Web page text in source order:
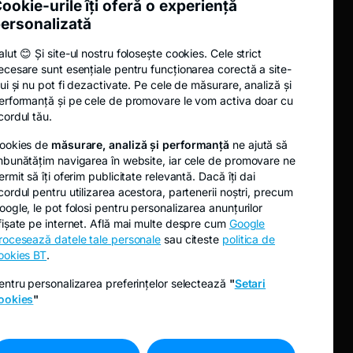
Analize
Fidelis
Oferta publică de cumpărare EVER
Oferta publică de cumpărare TRANSI
urile îți oferă o experiență
😊 Și site-ul nostru folosește cookies. Cele strict
sunt esențiale pentru funcționarea corectă a site-
și nu pot fi dezactivate. Pe cele de măsurare, analiză și
și pe cele de promovare le vom activa doar cu
tău.
de măsurare, analiză și performanță ne ajută să
navigarea în website, iar cele de promovare ne
să îți oferim publicitate relevantă. Dacă îți dai
pentru utilizarea acestora, partenerii noștri, precum
le pot folosi pentru personalizarea anunțurilor
pe internet. Află mai multe despre cum Google
datele tale personale sau citeste politica de
BT.
personalizarea preferințelor selectează "Setari
"